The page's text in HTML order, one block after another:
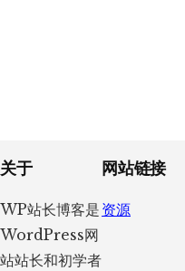
Footer
关于
WP站长博客是
WordPress网
站站长和初学者
网站链接
资源